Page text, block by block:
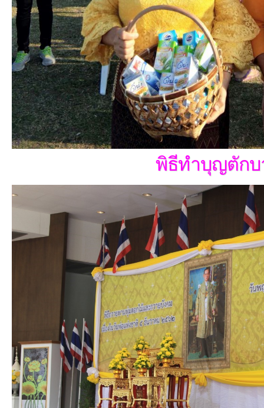
พิธีทำบุญตักบ